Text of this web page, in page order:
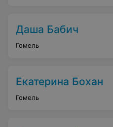
Даша Бабич
Гомель
Екатерина Бохан
Гомель